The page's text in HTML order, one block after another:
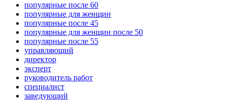
популярные после 60
популярные для женщин
популярные после 45
популярные для женщин после 50
популярные после 55
управляющий
директор
эксперт
руководитель работ
специалист
заведующий